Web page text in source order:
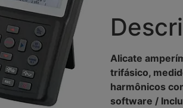
Alicate
trifásico,
harmônicos
software /